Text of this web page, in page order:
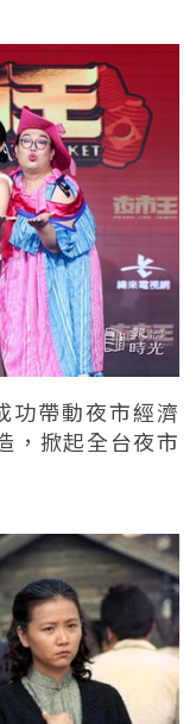
功帶動夜市經濟
，掀起全台夜市